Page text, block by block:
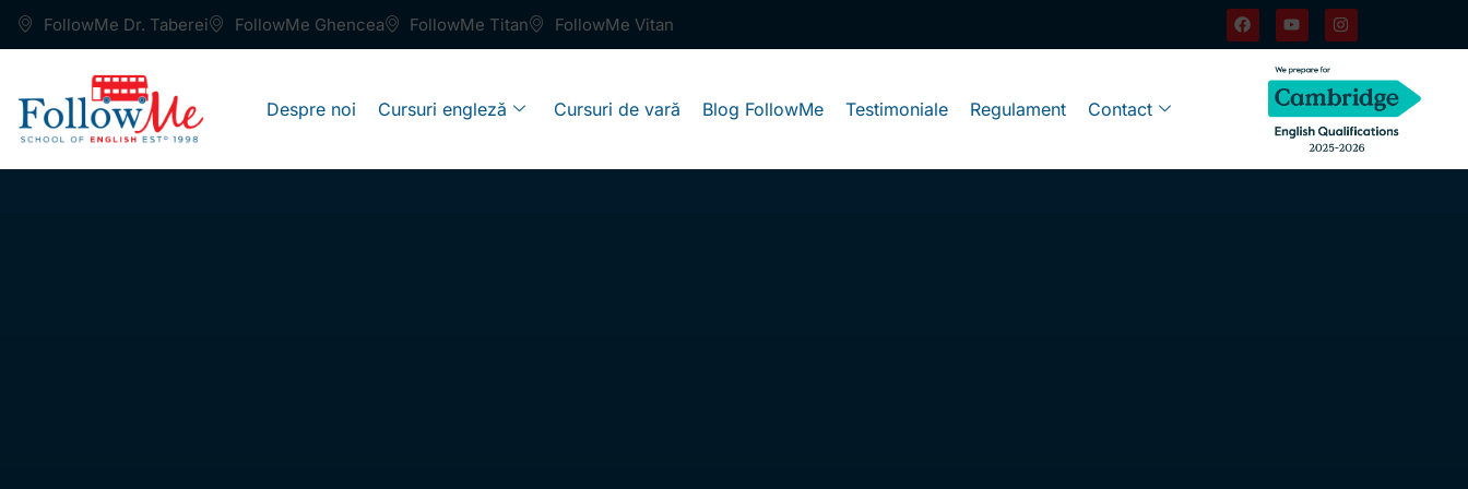
FollowMe Dr. Taberei FollowMe Ghencea FollowMe Titan FollowMe Vitan
Despre noi Cursuri engleză Cursuri de vară Blog FollowMe Testimoniale Regulament Contact